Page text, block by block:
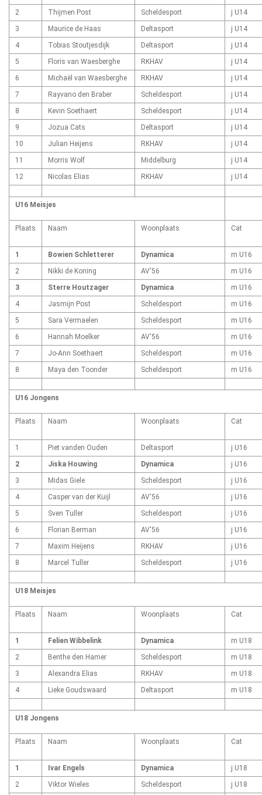
2 Thijmen Post Scheldesport
j U14
3
Maurice de Haas Deltasport
j U14
4
Tobias Stoutjesdijk Deltasport
j U14
5
Floris van Waesberghe RKHAV
j U14
6
Michaël van Waesberghe RKHAV
j U14
7
Rayvano den Braber Scheldesport
j U14
8
Kevin Soethaert Scheldesport
j U14
9
Jozua Cats Deltasport
j U14
10
Julian Heijens RKHAV
j U14
11
Morris Wolf Middelburg
j U14
12
Nicolas Elias RKHAV j U14
U16 Meisjes
Plaats Naam Woonplaats Cat
1 Bowien Schletterer Dynamica
m U16
2
Nikki de Koning AV'56
m U16
3
Sterre Houtzager Dynamica
m U16
4
Jasmijn Post Scheldesport
m U16
5
Sara Vermaelen Scheldesport
m U16
6
Hannah Moelker AV'56
m U16
7
Jo-Ann Soethaert Scheldesport
m U16
8
Maya den Toonder Scheldesport m U16
U16 Jongens
Plaats Naam Woonplaats Cat
1 Piet vanden Ouden Deltasport
j U16
2
Jiska Houwing Dynamica
j U16
3
Midas Giele Scheldesport
j U16
4
Casper van der Kuijl AV'56
j U16
5
Sven Tuller Scheldesport
j U16
6
Florian Berman AV'56
j U16
7
Maxim Heijens RKHAV
j U16
8
Marcel Tuller Scheldesport j U16
U18 Meisjes
Plaats Naam Woonplaats Cat
1 Felien Wibbelink Dynamica
m U18
2
Benthe den Hamer Scheldesport
m U18
3
Alexandra Elias RKHAV
m U18
4
Lieke Goudswaard Deltasport m U18
U18 Jongens
Plaats Naam Woonplaats Cat
1 Ivar Engels Dynamica
j U18
2
Viktor Wieles Scheldesport
j U18